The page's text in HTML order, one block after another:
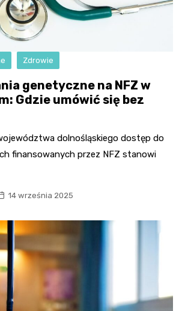
Zdrowie
genetyczne na NFZ w
Gdzie umówić się bez
dolnośląskiego dostęp do
finansowanych przez NFZ stanowi
14 września 2025